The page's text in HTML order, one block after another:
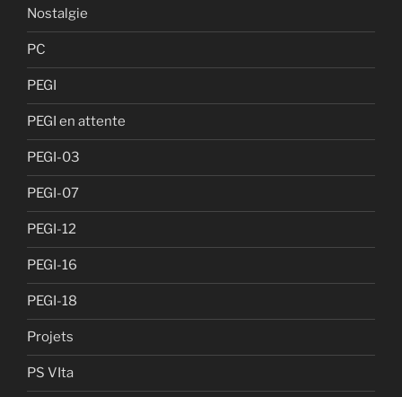
Nostalgie
PC
PEGI
PEGI en attente
PEGI-03
PEGI-07
PEGI-12
PEGI-16
PEGI-18
Projets
PS VIta